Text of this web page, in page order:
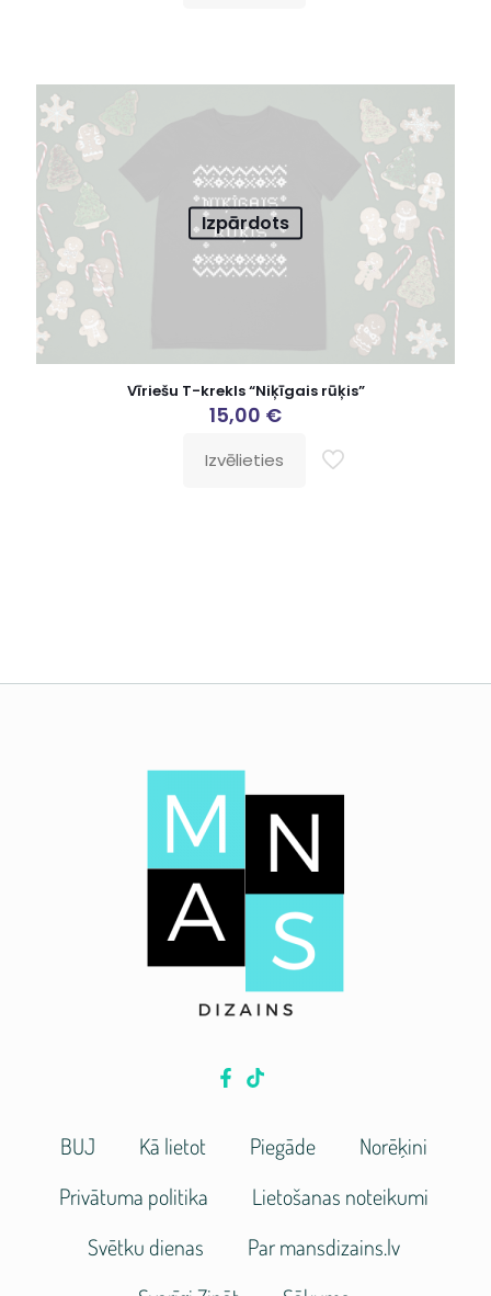
Izpārdots
Vīriešu T-krekls “Niķīgais rūķis”
15,00 €
Izvēlieties
BUJ Kā lietot Piegāde
Norēķini
Privātuma politika
Lietošanas noteikumi
Svētku dienas
Par mansdizains.lv